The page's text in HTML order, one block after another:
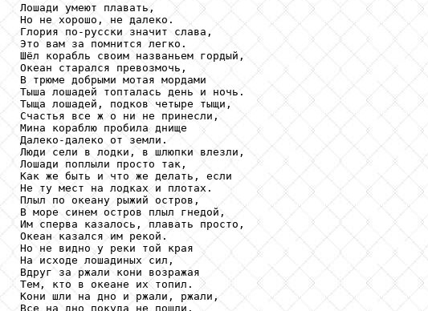
Лошади умеют плавать,
Но не хорошо, не далеко.
Глория по-русски значит слава,
Это вам за помнится легко.
Шёл корабль своим названьем гордый,
Океан старался превозмочь,
В трюме добрыми мотая мордами
Тыша лошадей топталась день и ночь.
Тыща лошадей, подков четыре тыщи,
Счастья все ж о ни не принесли,
Мина кораблю пробила днище
Далеко-далеко от земли.
Люди сели в лодки, в шлюпки влезли,
Лошади поплыли просто так,
Как же быть и что же делать, если
Не ту мест на лодках и плотах.
Плыл по океану рыжий остров,
В море синем остров плыл гнедой,
Им сперва казалось, плавать просто,
Океан казался им рекой.
Но не видно у реки той края
На исходе лошадиных сил,
Вдруг за ржали кони возражая
Тем, кто в океане их топил.
Кони шли на дно и ржали, ржали,
Все на дно покуда не пошли.